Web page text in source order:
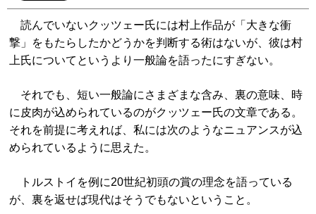
読んでいないクッツェー氏には村上作品が「大きな衝
撃」をもたらしたかどうかを判断する術はないが、彼は村
上氏についてというより一般論を語ったにすぎない。
それでも、短い一般論にさまざまな含み、裏の意味、時
に皮肉が込められているのがクッツェー氏の文章である。
それを前提に考えれば、私には次のようなニュアンスが込
められているように思えた。
トルストイを例に20世紀初頭の賞の理念を語っている
が、裏を返せば現代はそうでもないということ。